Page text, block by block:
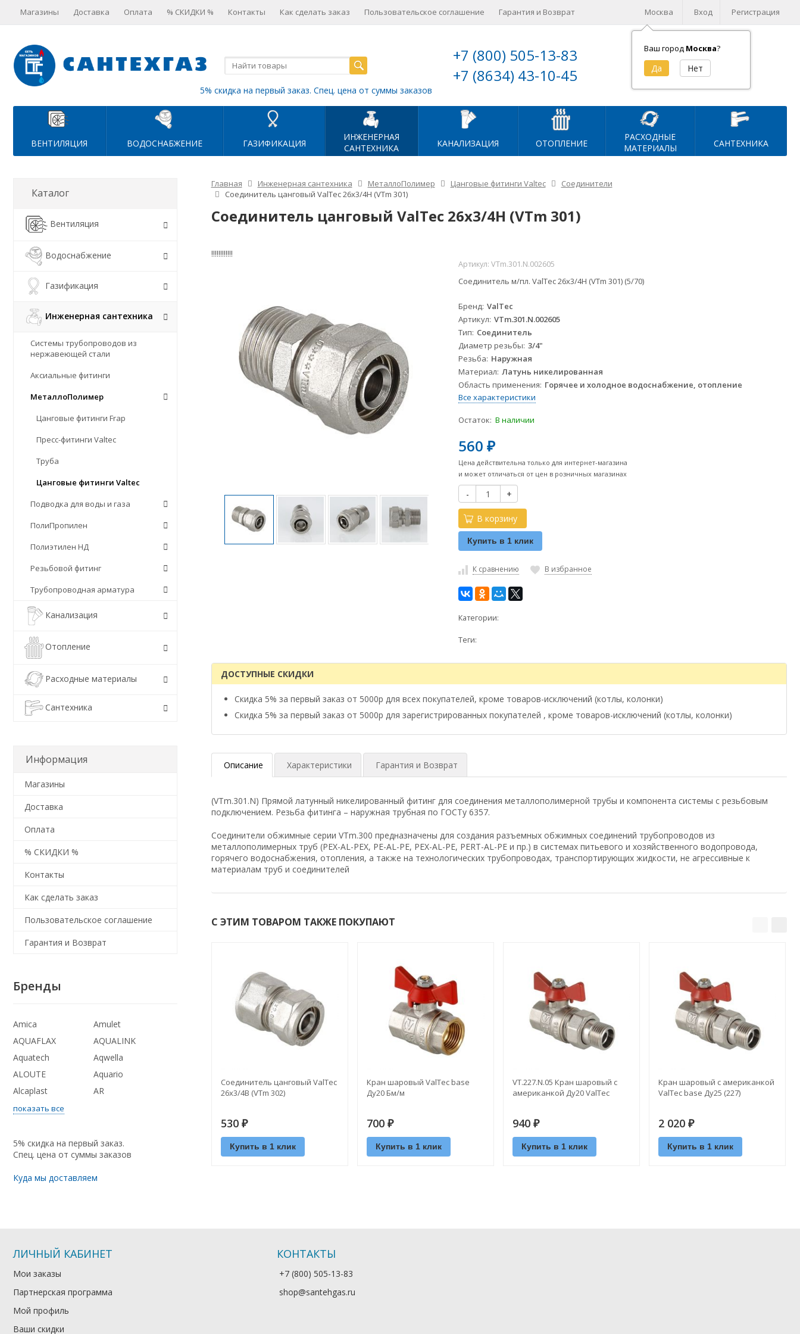
Москва
Ваш город Москва?
Вход Регистрация
Магазины Доставка Оплата % СКИДКИ % Контакты Как сделать заказ Пользовательское соглашение Гарантия и Возврат
+7 (800) 505-13-83
+7 (8634) 43-10-45
Корзина (
на сумму
5% скидка на первый заказ. Спец. цена от суммы заказов
ВЕНТИЛЯЦИЯ ВОДОСНАБЖЕНИЕ ГАЗИФИКАЦИЯ
ИНЖЕНЕРНАЯ
САНТЕХНИКА
КАНАЛИЗАЦИЯ ОТОПЛЕНИЕ
РАСХОДНЫЕ
МАТЕРИАЛЫ
САНТЕХНИКА
Главная Инженерная сантехника МеталлоПолимер Цанговые фитинги Valtec
Соединители
Соединитель цанговый ValTec 26х3/4Н (VTm 301)
Соединитель цанговый ValTec 26х3/4Н (VTm 301)
!!!!!!!!!!!!
Артикул:VTm.301.N.002605
Соединитель м/пл. ValTec 26х3/4Н (VTm 301) (5/70)
Бренд ValTec
Артикул VTm.301.N.002605
Тип Соединитель
Диаметр резьбы 3/4"
Резьба Наружная
Материал Латунь никелированная
Область применения Горячее и холодное водоснабжение, отопление
Все характеристики
Остаток: В наличии
560₽
Цена действительна только для интернет-магазина
и может отличаться от цен в розничных магазинах
- +
В корзину
Купить в 1 клик
К сравнению В избранное
Категории:
Теги:
ДОСТУПНЫЕ СКИДКИ
Скидка 5% за первый заказ от 5000р для всех покупателей, кроме товаров-исключений (котлы, колонки)
Скидка 5% за первый заказ от 5000р для зарегистрированных покупателей , кроме товаров-исключений (котлы, колонки)
Описание Характеристики Гарантия и Возврат
(VTm.301.N) Прямой латунный никелированный фитинг для соединения металлополимерной трубы и компонента системы с резьбовым
подключением. Резьба фитинга – наружная трубная по ГОСТу 6357.
Соединители обжимные серии VTm.300 предназначены для создания разъемных обжимных соединений трубопроводов из
металлополимерных труб (PEX-AL-PEX, PE-AL-PE, PEX-AL-PE, PERT-AL-PE и пр.) в системах питьевого и хозяйственного водопровода,
горячего водоснабжения, отопления, а также на технологических трубопроводах, транспортирующих жидкости, не агрессивные к
материалам труб и соединителей
С ЭТИМ ТОВАРОМ ТАКЖЕ ПОКУПАЮТ
Соединитель цанговый ValTec
26х3/4В (VTm 302)
530 ₽
Купить в 1 клик
Кран шаровый ValTec base
Ду20 Бм/м
700 ₽
Купить в 1 клик
VT.227.N.05 Кран шаровый с
американкой Ду20 ValTec
940 ₽
Купить в 1 клик
Кран шаровый с американкой
ValTec base Ду25 (227)
2 020 ₽
Купить в 1 клик
Каталог
Вентиляция
Водоснабжение
Газификация
Инженерная сантехника
Системы трубопроводов из
нержавеющей стали
Аксиальные фитинги
МеталлоПолимер
Цанговые фитинги Frap
Пресс-фитинги Valtec
Труба
Цанговые фитинги Valtec
Подводка для воды и газа
ПолиПропилен
Полиэтилен НД
Резьбовой фитинг
Трубопроводная арматура
Канализация
Отопление
Расходные материалы
Сантехника
Информация
Магазины
Доставка
Оплата
% СКИДКИ %
Контакты
Как сделать заказ
Пользовательское соглашение
Гарантия и Возврат
Бренды
Amica
Amulet
AQUAFLAX
AQUALINK
Aquatech
Aqwella
ALOUTE
Aquario
Alcaplast
AR
показать все
5% скидка на первый заказ.
Спец. цена от суммы заказов
Куда мы доставляем
ЛИЧНЫЙ КАБИНЕТ
Мои заказы
Партнерская программа
Мой профиль
Ваши скидки
КОНТАКТЫ
+7 (800) 505-13-83
shop@santehgas.ru